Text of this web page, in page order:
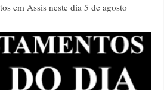
em Assis neste dia 5 de agosto